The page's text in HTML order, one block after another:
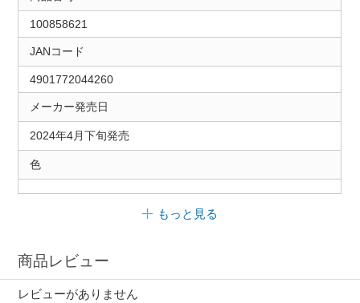
100858621
JANコード
4901772044260
メーカー発売日
2024年4月下旬発売
色
もっと見る
商品レビュー
レビューがありません